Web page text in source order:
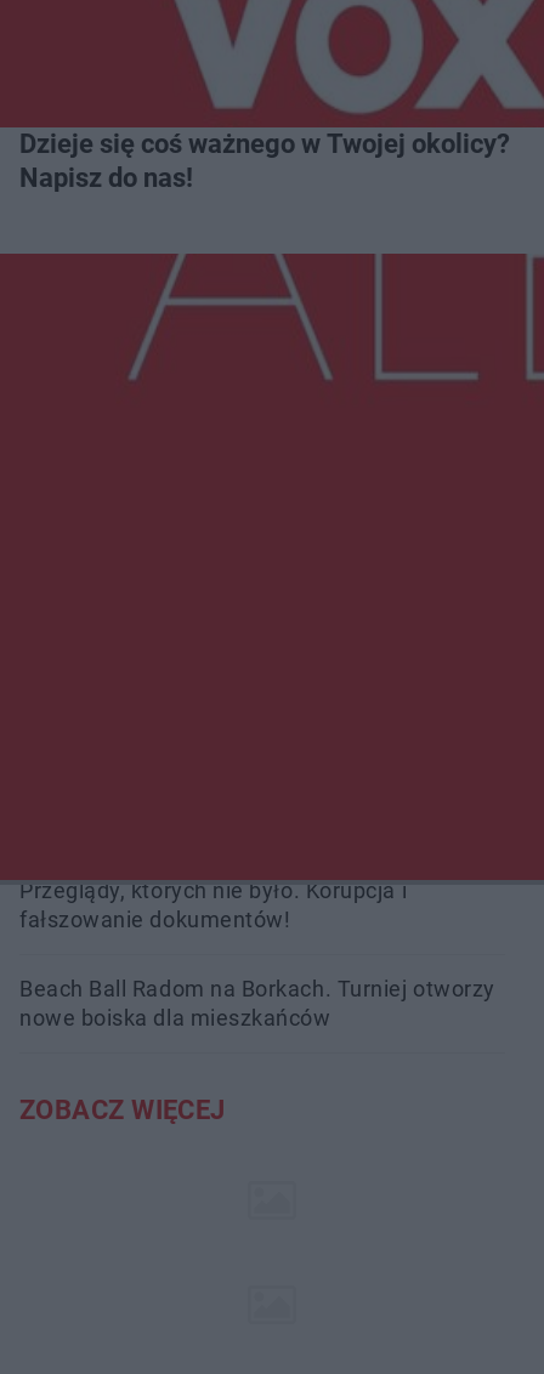
Dzieje się coś ważnego w Twojej okolicy?
Napisz do nas!
Więcej
Przeglądy, których nie było. Korupcja i
fałszowanie dokumentów!
Beach Ball Radom na Borkach. Turniej otworzy
nowe boiska dla mieszkańców
ZOBACZ WIĘCEJ